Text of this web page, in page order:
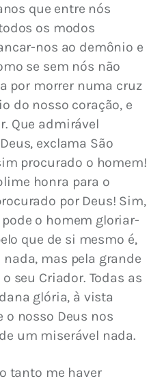
que entre nós
os modos
nos ao demônio e
se sem nós não
por morrer numa cruz
do nosso coração, e
Que admirável
exclama São
procurado o homem!
honra para o
por Deus! Sim,
o homem gloriar-
que de si mesmo é,
mas pela grande
seu Criador. Todas as
glória, à vista
o nosso Deus nos
um miserável nada.
tanto me haver